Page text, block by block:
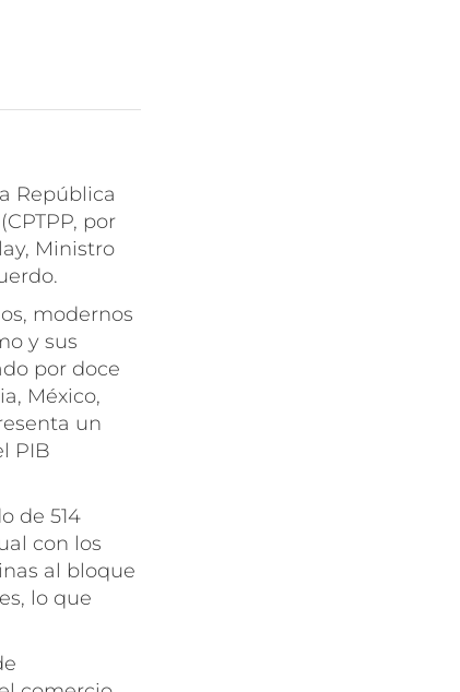
República
por
Ministro
modernos
y sus
por doce
México,
un
PIB
de 514
con los
al bloque
lo que